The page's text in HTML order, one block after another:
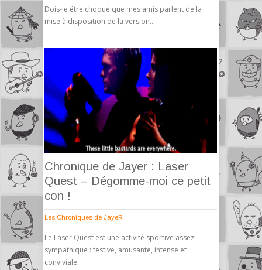
Dois-je être choqué que mes amis parlent de la
mise à disposition de la version..
Chronique de Jayer : Laser
Quest – Dégomme-moi ce petit
con !
Les Chroniques de JayeR
Le Laser Quest est une activité sportive assez
sympathique : festive, amusante, intense et
conviviale..